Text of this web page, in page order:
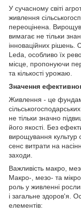
У сучасному світі
живлення
переоцінена.
вимагає не тільки
інноваційних рішень.
Leda, особливо їх
місце, пропонуючи
та кількості урожаю.
Значення
Живлення - це
не тільки значно
його якості. Без
вирощування культур
сенс витрати на
заходи.
Важливість макро,
Макро-, мезо- та
роль у живленні
і загальне здоров'я.
елементів: